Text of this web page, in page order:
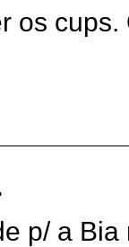
os
p/ a